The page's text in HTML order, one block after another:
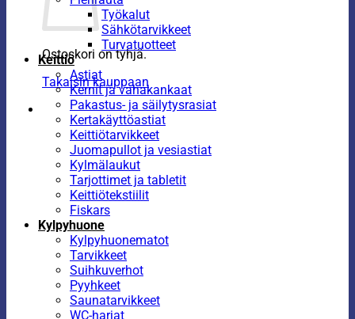
Ostoskori on tyhjä.
Takaisin kauppaan
Työkalut
Sähkötarvikkeet
Turvatuotteet
Keittiö
Astiat
Kernit ja vahakankaat
Pakastus- ja säilytysrasiat
Kertakäyttöastiat
Keittiötarvikkeet
Juomapullot ja vesiastiat
Kylmälaukut
Tarjottimet ja tabletit
Keittiötekstiilit
Fiskars
Kylpyhuone
Kylpyhuonematot
Tarvikkeet
Suihkuverhot
Pyyhkeet
Saunatarvikkeet
WC-harjat